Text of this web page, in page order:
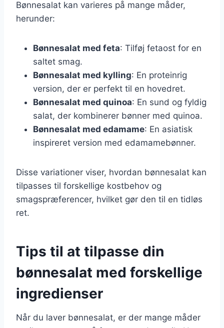
Bønnesalat kan varieres på mange måder,
herunder:
Bønnesalat med feta: Tilføj fetaost for en
saltet smag.
Bønnesalat med kylling: En proteinrig
version, der er perfekt til en hovedret.
Bønnesalat med quinoa: En sund og fyldig
salat, der kombinerer bønner med quinoa.
Bønnesalat med edamame: En asiatisk
inspireret version med edamamebønner.
Disse variationer viser, hvordan bønnesalat kan
tilpasses til forskellige kostbehov og
smagspræferencer, hvilket gør den til en tidløs
ret.
Tips til at tilpasse din
bønnesalat med forskellige
ingredienser
Når du laver bønnesalat, er der mange måder